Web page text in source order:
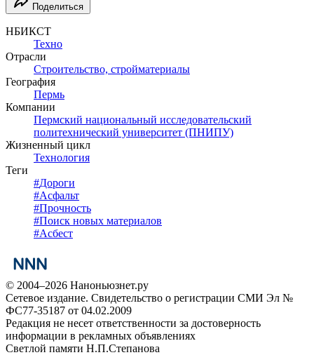
Поделиться
НБИКСТ
Техно
Отрасли
Строительство, стройматериалы
География
Пермь
Компании
Пермский национальный исследовательский
политехнический университет (ПНИПУ)
Жизненный цикл
Технология
Теги
#Дороги
#Асфальт
#Прочность
#Поиск новых материалов
#Асбест
© 2004–2026 Наноньюзнет.ру
Сетевое издание. Свидетельство о регистрации СМИ Эл №
ФС77-35187 от 04.02.2009
Редакция не несет ответственности за достоверность
информации в рекламных объявлениях
Светлой памяти Н.П.Степанова